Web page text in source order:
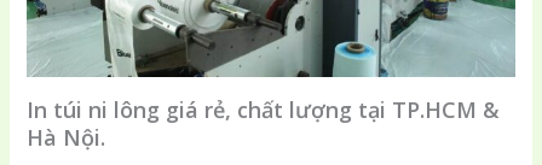
In túi ni lông giá rẻ, chất lượng tại TP.HCM &
Hà Nội.